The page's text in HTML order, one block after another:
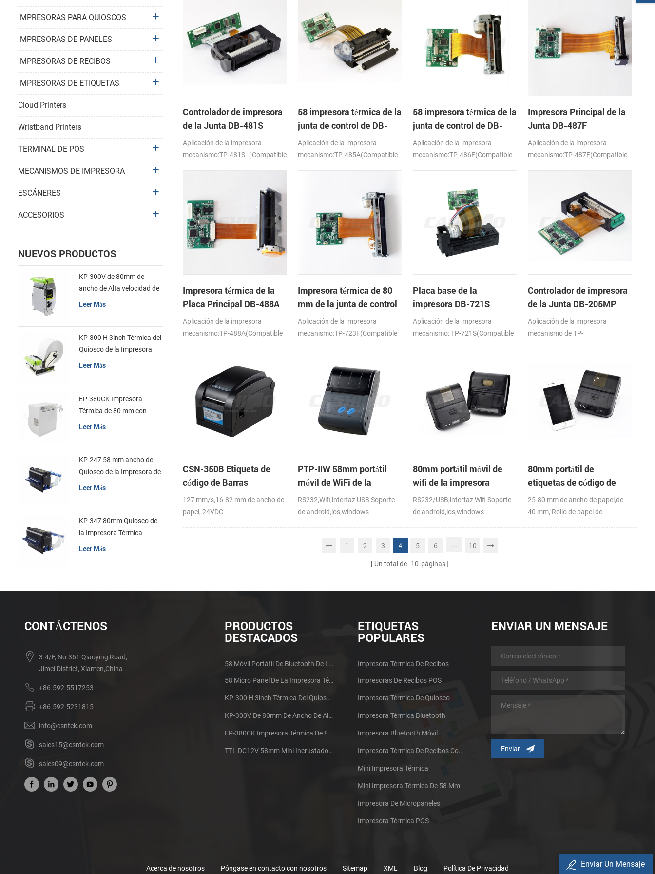
Controlador de impresora
de la Junta DB-481S
Aplicación de la impresora
mecanismo:TP-481S（Compatible
58 impresora térmica de la
junta de control de DB-
485A
Aplicación de la impresora
mecanismo:TP-485A(Compatible
58 impresora térmica de la
junta de control de DB-
486F
Aplicación de la impresora
mecanismo:TP-486F(Compatible
Impresora Principal de la
Junta DB-487F
Aplicación de la impresora
mecanismo:TP-487F(Compatible
Impresora térmica de la
Placa Principal DB-488A
Aplicación de la impresora
mecanismo:TP-488A(Compatible
Impresora térmica de 80
mm de la junta de control
de DB-723F
Aplicación de la impresora
mecanismo:TP-723F(Compatible
Placa base de la
impresora DB-721S
Aplicación de la impresora
mecanismo: TP-721S(Compatible
Controlador de impresora
de la Junta DB-205MP
Aplicación de la impresora
mecanismo de TP-
CSN-350B Etiqueta de
código de Barras
Impresora Térmica
127 mm/s,16-82 mm de ancho de
papel, 24VDC
PTP-IIW 58mm portátil
móvil de WiFi de la
impresora térmica
RS232,Wifi,interfaz USB Soporte
de android,ios,windows
80mm portátil móvil de
wifi de la impresora
térmica de recibos
RS232/USB,interfaz Wifi Soporte
de android,ios,windows
80mm portátil de
etiquetas de código de
barras impresora térmica
25-80 mm de ancho de papel,de
40 mm, Rollo de papel de
1 2 3 4 5 6 ... 10
Un total de 10 páginas
IMPRESORAS PARA QUIOSCOS
IMPRESORAS DE PANELES
IMPRESORAS DE RECIBOS
IMPRESORAS DE ETIQUETAS
Cloud Printers
Wristband Printers
TERMINAL DE POS
MECANISMOS DE IMPRESORA
ESCÁNERES
ACCESORIOS
NUEVOS PRODUCTOS
KP-300V de 80mm de
ancho de Alta velocidad de
la Impresora Térmica del
Leer Más
KP-300 H 3inch Térmica del
Quiosco de la Impresora
Módulo de
Leer Más
EP-380CK Impresora
Térmica de 80 mm con
Leer Más
KP-247 58 mm ancho del
Quiosco de la Impresora de
Leer Más
KP-347 80mm Quiosco de
la Impresora Térmica
Leer Más
CONTÁCTENOS
3-4/F, No.361 Qiaoying Road,
Jimei District, Xiamen,China
+86-592-5517253
+86-592-5231815
info@csntek.com
sales15@csntek.com
sales09@csntek.com
PRODUCTOS
DESTACADOS
58 Móvil Portátil De Bluetooth De La Impresora Térmica De PTP-II
58 Micro Panel De La Impresora Térmica De Recibos CSN-A1
KP-300 H 3inch Térmica Del Quiosco De La Impresora Módulo De
KP-300V De 80mm De Ancho De Alta Velocidad De La Impresora Térmica Del Quiosco
EP-380CK Impresora Térmica De 80 Mm Con Bloqueo De La Tapa
TTL DC12V 58mm Mini Incrustado Taxi De La Impresora Térmica De Recibos
ETIQUETAS
POPULARES
Impresora Térmica De Recibos
Impresoras De Recibos POS
Impresora Térmica De Quiosco
Impresora Térmica Bluetooth
Impresora Bluetooth Móvil
Impresora Térmica De Recibos Con Micropanel.
Mini Impresora Térmica
Mini Impresora Térmica De 58 Mm
Impresora De Micropaneles
Impresora Térmica POS
ENVIAR UN MENSAJE
Acerca de nosotros Póngase en contacto con nosotros Sitemap XML Blog Política De Privacidad Enviar Un Mensaje